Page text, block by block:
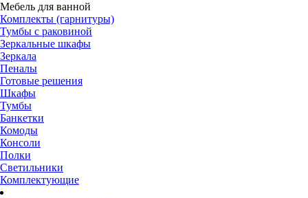
Мебель для ванной
Комплекты (гарнитуры)
Тумбы с раковиной
Зеркальные шкафы
Зеркала
Пеналы
Готовые решения
Шкафы
Тумбы
Банкетки
Комоды
Консоли
Полки
Светильники
Комплектующие